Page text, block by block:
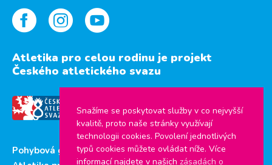
Atletika pro celou rodinu je projekt
Českého atletického svazu
Pohybová gramotnost
Snažíme se poskytovat služby v co nejvyšší
kvalitě, proto naše stránky využívají
technologii cookies. Povolení jednotlivých
typů cookies můžete ovládat níže. Více
informací najdete v našich zásadách o